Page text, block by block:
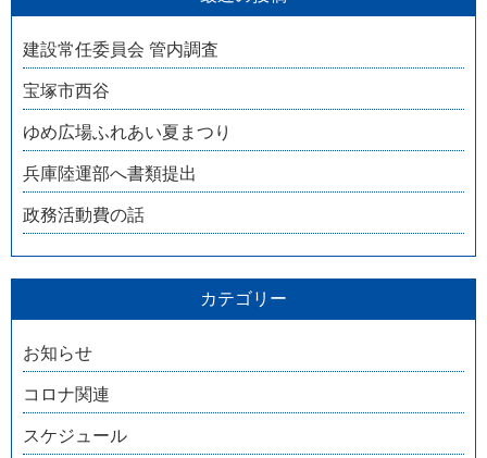
建設常任委員会 管内調査
宝塚市西谷
ゆめ広場ふれあい夏まつり
兵庫陸運部へ書類提出
政務活動費の話
カテゴリー
お知らせ
コロナ関連
スケジュール